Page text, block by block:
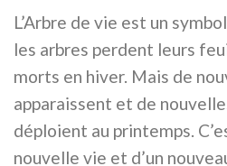
L’Arbre de vie est un
les arbres perdent leurs
morts en hiver. Mais de
apparaissent et de
déploient au printemps.
nouvelle vie et d’un